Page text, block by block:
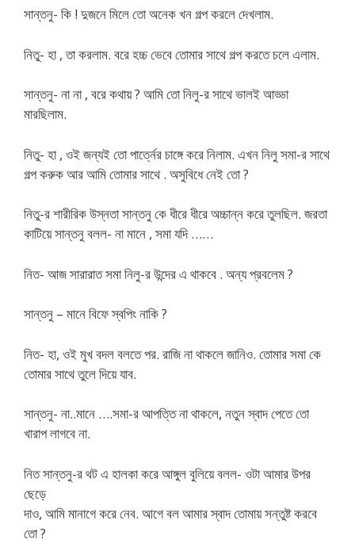
সান্তনু- কি ! দুজনে মিলে তো অনেক খন গল্প করলে দেখলাম.
নিতু- হা , তা করলাম. বরে হচ্চ ভেবে তোমার সাথে গল্প করতে চলে এলাম.
সান্তনু- না না , বরে কথায় ? আমি তো নিলু-র সাথে ভালই আড্ডা
মারছিলাম.
নিতু- হা , ওই জন্যই তো পার্ত্নের চাঙ্গে করে নিলাম. এখন নিলু সমা-র সাথে
গল্প করুক আর আমি তোমার সাথে . অসুবিধে নেই তো ?
নিতু-র শারীরিক উস্নতা সান্তনু কে ধীরে ধীরে অচ্চান্ন করে তুলছিল. জরতা
কাটিয়ে সান্তনু বলল- না মানে , সমা যদি ……
নিত- আজ সারারাত সমা নিলু-র উন্দের এ থাকবে . অন্য প্রবলেম ?
সান্তনু – মানে বিফে স্বপিং নাকি ?
নিত- হা, ওই মুখ বদল বলতে পর. রাজি না থাকলে জানিও. তোমার সমা কে
তোমার সাথে তুলে দিয়ে যাব.
সান্তনু- না..মানে ….সমা-র আপত্তি না থাকলে, নতুন স্বাদ পেতে তো
খারাপ লাগবে না.
নিত সান্তনু-র থট এ হালকা করে আঙ্গুল বুলিয়ে বলল- ওটা আমার উপর
ছেড়ে
দাও, আমি মানাগে করে নেব. আগে বল আমার স্বাদ তোমায় সন্তুষ্ট করবে
তো ?